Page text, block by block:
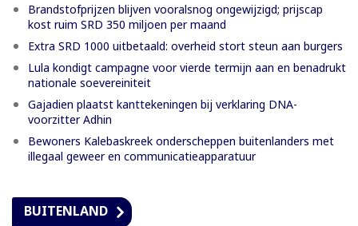
Brandstofprijzen blijven vooralsnog ongewijzigd; prijscap
kost ruim SRD 350 miljoen per maand
Extra SRD 1000 uitbetaald: overheid stort steun aan burgers
Lula kondigt campagne voor vierde termijn aan en benadrukt
nationale soevereiniteit
Gajadien plaatst kanttekeningen bij verklaring DNA-
voorzitter Adhin
Bewoners Kalebaskreek onderscheppen buitenlanders met
illegaal geweer en communicatieapparatuur
BUITENLAND